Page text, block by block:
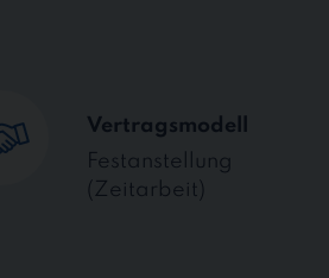
Vertragsmodell
Festanstellung
(Zeitarbeit)